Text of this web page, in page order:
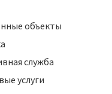
объекты
служба
услуги